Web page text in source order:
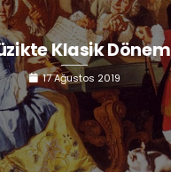
Klasik Dönem
17 Ağustos 2019